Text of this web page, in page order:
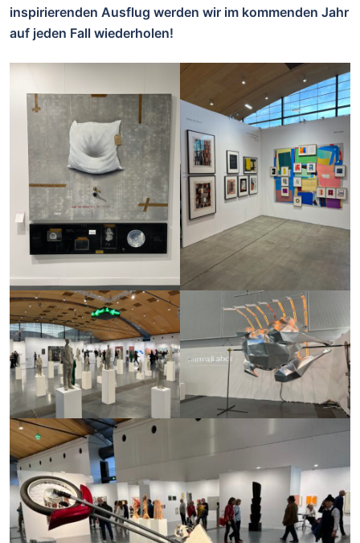
inspirierenden Ausflug werden wir im kommenden Jahr
auf jeden Fall wiederholen!